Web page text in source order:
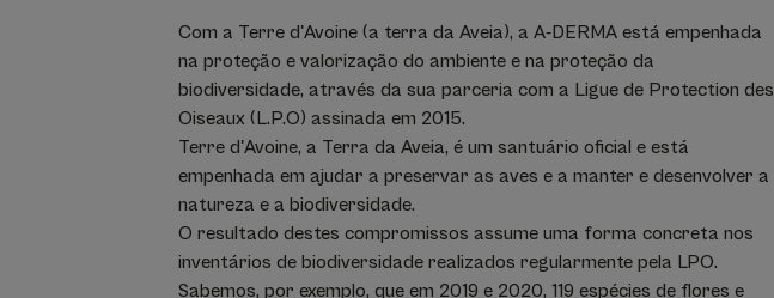
Com a Terre d'Avoine (a terra da Aveia), a A-DERMA está empenhada
na proteção e valorização do ambiente e na proteção da
biodiversidade, através da sua parceria com a Ligue de Protection des
Oiseaux (L.P.O) assinada em 2015.
Terre d'Avoine, a Terra da Aveia, é um santuário oficial e está
empenhada em ajudar a preservar as aves e a manter e desenvolver a
natureza e a biodiversidade.
O resultado destes compromissos assume uma forma concreta nos
inventários de biodiversidade realizados regularmente pela LPO.
Sabemos, por exemplo, que em 2019 e 2020, 119 espécies de flores e